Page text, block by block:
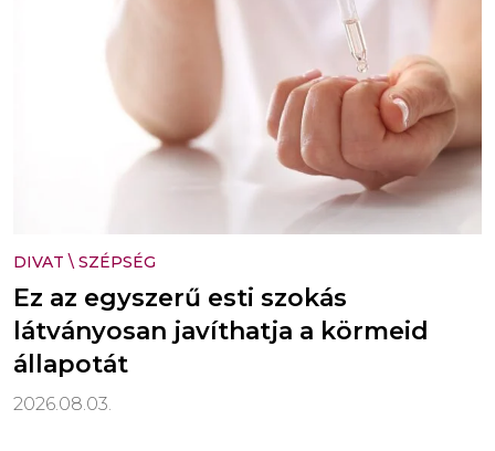
DIVAT \ SZÉPSÉG
Ez az egyszerű esti szokás
látványosan javíthatja a körmeid
állapotát
2026.08.03.